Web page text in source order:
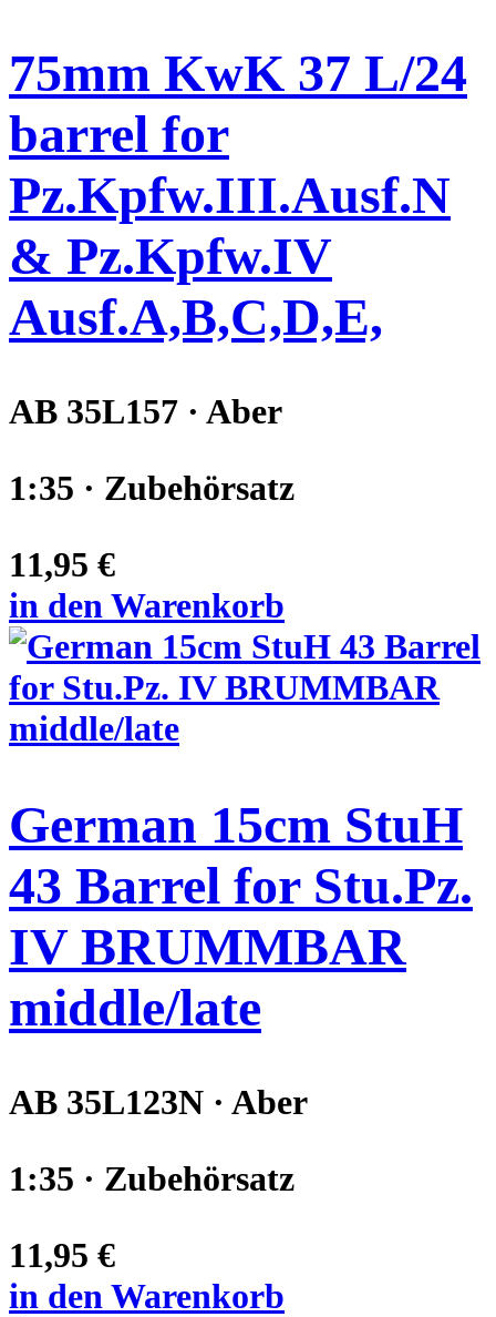
75mm KwK 37 L/24
barrel for
Pz.Kpfw.III.Ausf.N
& Pz.Kpfw.IV
Ausf.A,B,C,D,E,
AB 35L157 · Aber
1:35 · Zubehörsatz
11,95 €
in den Warenkorb
German 15cm StuH
43 Barrel for Stu.Pz.
IV BRUMMBAR
middle/late
AB 35L123N · Aber
1:35 · Zubehörsatz
11,95 €
in den Warenkorb